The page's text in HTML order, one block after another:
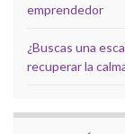
emprendedor
¿Buscas una
recuperar la